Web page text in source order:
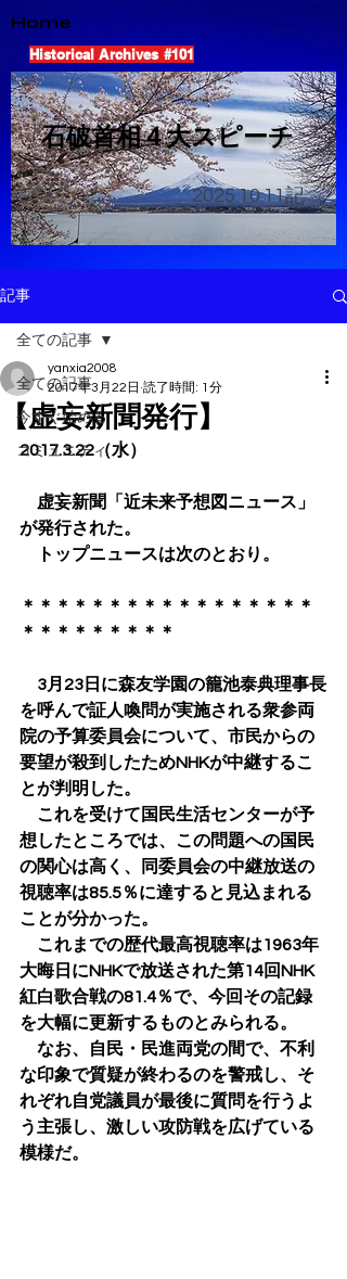
Home
Historical Archives #101
​石破首相４大スピーチ
2025.10.11記
記事
全ての記事
今すぐ始める
コミュニティ
全ての記事
【虚妄新聞発行】
yanxia2008
2017年3月22日 読了時間: 1分
2017.3.22（水）
虚妄新聞「近未来予想図ニュース」
が発行された。
トップニュースは次のとおり。
＊＊＊＊＊＊＊＊＊＊＊＊＊＊＊＊＊
＊＊＊＊＊＊＊＊＊
3月23日に森友学園の籠池泰典理事長
を呼んで証人喚問が実施される衆参両
院の予算委員会について、市民からの
要望が殺到したためNHKが中継するこ
とが判明した。
これを受けて国民生活センターが予
想したところでは、この問題への国民
の関心は高く、同委員会の中継放送の
視聴率は85.5％に達すると見込まれる
ことが分かった。
これまでの歴代最高視聴率は1963年
大晦日にNHKで放送された第14回NHK
紅白歌合戦の81.4％で、今回その記録
を大幅に更新するものとみられる。
なお、自民・民進両党の間で、不利
な印象で質疑が終わるのを警戒し、そ
れぞれ自党議員が最後に質問を行うよ
う主張し、激しい攻防戦を広げている
模様だ。